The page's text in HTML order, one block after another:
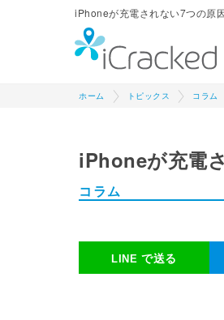
iPhoneが充電されない7つの原
ホーム トピックス コラム
iPhoneが充電
コラム
で送る